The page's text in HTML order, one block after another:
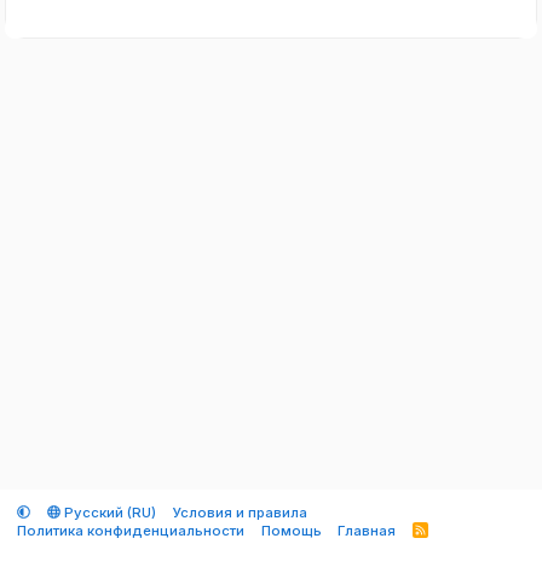
Русский (RU)
Условия и правила
Политика конфиденциальности
Помощь Главная
R